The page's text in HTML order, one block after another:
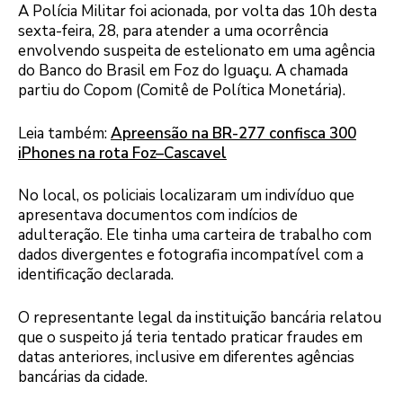
A Polícia Militar foi acionada, por volta das 10h desta
sexta-feira, 28, para atender a uma ocorrência
envolvendo suspeita de estelionato em uma agência
do Banco do Brasil em Foz do Iguaçu. A chamada
partiu do Copom (Comitê de Política Monetária).
Leia também:Apreensão na BR-277 confisca 300
iPhones na rota Foz–Cascavel
No local, os policiais localizaram um indivíduo que
apresentava documentos com indícios de
adulteração. Ele tinha uma carteira de trabalho com
dados divergentes e fotografia incompatível com a
identificação declarada.
O representante legal da instituição bancária relatou
que o suspeito já teria tentado praticar fraudes em
datas anteriores, inclusive em diferentes agências
bancárias da cidade.